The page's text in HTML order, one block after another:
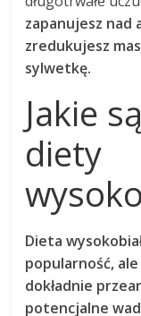
zapanujesz
zredukujesz
sylwetkę.
Jakie
diety
Dieta
popularność,
dokładnie
potencjalne